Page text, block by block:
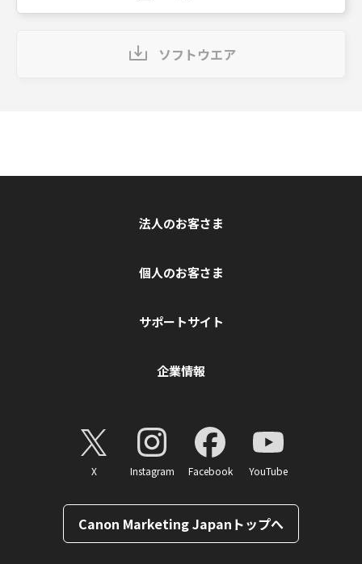
ソフトウエア
法人のお客さま
個人のお客さま
サポートサイト
企業情報
X Instagram Facebook YouTube
Canon Marketing Japanトップへ